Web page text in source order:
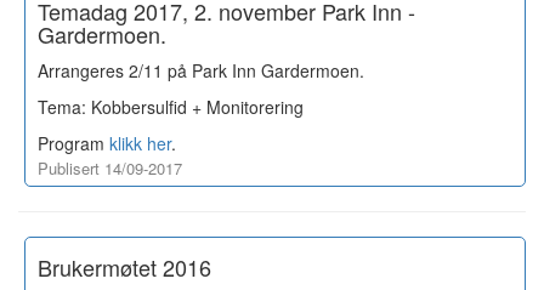
Temadag 2017, 2. november Park Inn -
Gardermoen.
Arrangeres 2/11 på Park Inn Gardermoen.
Tema: Kobbersulfid + Monitorering
Program klikk her.
Publisert 14/09-2017
Brukermøtet 2016